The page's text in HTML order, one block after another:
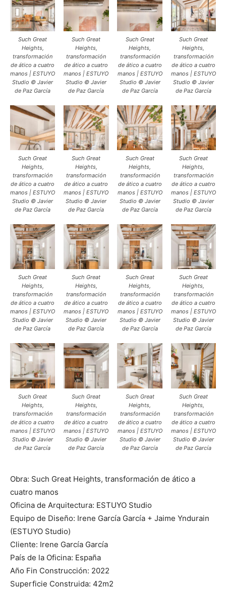
Such Great
Heights,
transformación
de ático a cuatro
manos | ESTUYO
Studio © Javier
de Paz García
Such Great
Heights,
transformación
de ático a cuatro
manos | ESTUYO
Studio © Javier
de Paz García
Such Great
Heights,
transformación
de ático a cuatro
manos | ESTUYO
Studio © Javier
de Paz García
Such Great
Heights,
transformación
de ático a cuatro
manos | ESTUYO
Studio © Javier
de Paz García
Such Great
Heights,
transformación
de ático a cuatro
manos | ESTUYO
Studio © Javier
de Paz García
Such Great
Heights,
transformación
de ático a cuatro
manos | ESTUYO
Studio © Javier
de Paz García
Such Great
Heights,
transformación
de ático a cuatro
manos | ESTUYO
Studio © Javier
de Paz García
Such Great
Heights,
transformación
de ático a cuatro
manos | ESTUYO
Studio © Javier
de Paz García
Such Great
Heights,
transformación
de ático a cuatro
manos | ESTUYO
Studio © Javier
de Paz García
Such Great
Heights,
transformación
de ático a cuatro
manos | ESTUYO
Studio © Javier
de Paz García
Such Great
Heights,
transformación
de ático a cuatro
manos | ESTUYO
Studio © Javier
de Paz García
Such Great
Heights,
transformación
de ático a cuatro
manos | ESTUYO
Studio © Javier
de Paz García
Such Great
Heights,
transformación
de ático a cuatro
manos | ESTUYO
Studio © Javier
de Paz García
Such Great
Heights,
transformación
de ático a cuatro
manos | ESTUYO
Studio © Javier
de Paz García
Such Great
Heights,
transformación
de ático a cuatro
manos | ESTUYO
Studio © Javier
de Paz García
Such Great
Heights,
transformación
de ático a cuatro
manos | ESTUYO
Studio © Javier
de Paz García
Obra: Such Great Heights, transformación de ático a
cuatro manos
Oficina de Arquitectura: ESTUYO Studio
Equipo de Diseño: Irene García García + Jaime Yndurain
(ESTUYO Studio)
Cliente: Irene García García
País de la Oficina: España
Año Fin Construcción: 2022
Superficie Construida: 42m2